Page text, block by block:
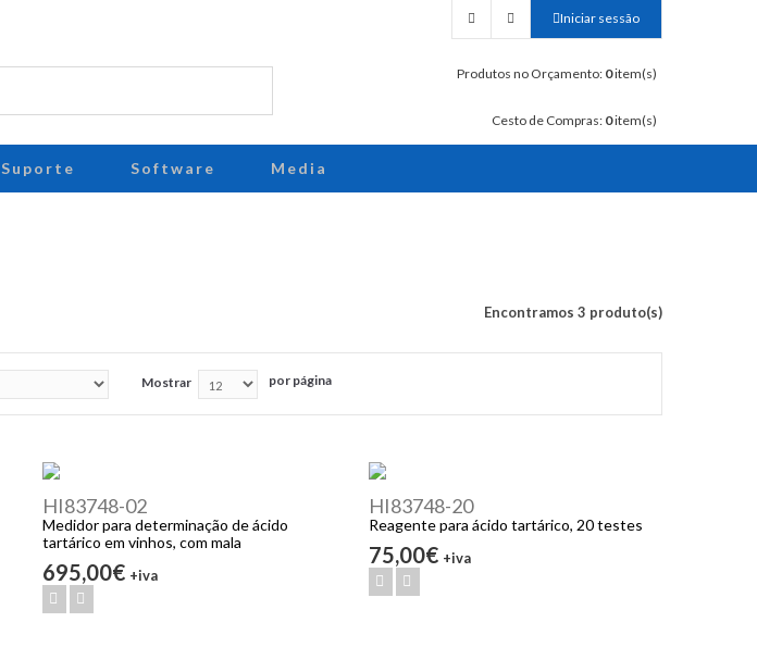
Iniciar sessão
Produtos no Orçamento: 0item(s)
Cesto de Compras: 0item(s)
Suporte Software Media
Encontramos 3 produto(s)
Mostrar por página
HI83748-02
Medidor para determinação de ácido
tartárico em vinhos, com mala
695,00€ +iva
HI83748-20
Reagente para ácido tartárico, 20 testes
75,00€ +iva